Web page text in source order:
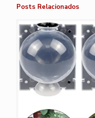
Posts Relacionados